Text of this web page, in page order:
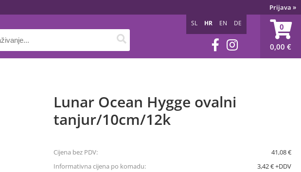
Prijava »
0
0,00 €
SL HR EN DE
Lunar Ocean Hygge ovalni
tanjur/10cm/12k
Cijena bez PDV:
41,08 €
Informativna cijena po komadu:
3,42 € +DDV